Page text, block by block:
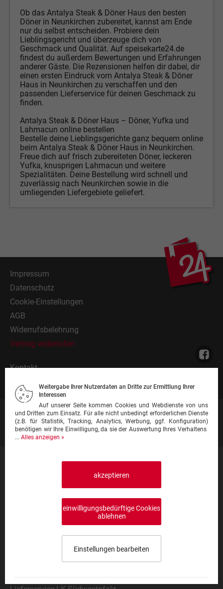
Ob das Antalya Steak & Döner Haus den besten
Döner in Neunkirchen zubereitet, kannst am Ende
nur du selbst entscheiden. Probiere dein
Lieblingsgericht und überzeuge dich von
Geschmack und Qualität. Auf speisekarte24.de
findest du außerdem Bewertungen und Erfahrungen
anderer Gäste. Die Rezensionen helfen dir dabei, dir
einen ersten Eindruck vom Antalya Steak & Döner
Haus in Neunkirchen zu verschaffen und den
passenden Lieferservice für deinen Geschmack zu
finden.
Antalya Steak & Döner Haus – Döner, Yufka und
Lahmacun online bestellen
Bestelle deine Lieblingsgerichte ganz bequem online
beim Antalya Steak & Döner Haus in Neunkirchen.
Freue dich auf frisch zubereiteten Döner, leckeren
Yufka, knusprigen Lahmacun und weitere
Spezialitäten. Deine Bestellung wird schnell und
zuverlässig nach Neunkirchen sowie in die
umliegenden Liefergebiete geliefert.
Impressum
Datenschutz
Cookie-Einstellungen
AGB
Widerrufsbelehrung
Vertrag widerrufen
Kontakt
Gastronomie anmelden
Heimservice A-Z
Restaurant A-Z
Lieferservice LK Merzig-Wadern
Lieferservice LK Neunkirchen
Lieferservice LK Saarlouis
Lieferservice LK St. Wendel
Lieferservice RV Saarbrücken
Lieferservice Saarpfalz-Kreis
Lieferservice LK Kaiserslautern
Lieferservice Kreisfreie Städte
Lieferservice LK Kusel
Weitergabe Ihrer Nutzerdaten an Dritte zur Ermittlung Ihrer
Interessen
Auf unserer Seite kommen Cookies und Webdienste von uns
und Dritten zum Einsatz. Für alle nicht unbedingt erforderlichen Dienste
(z.B. für Statistik, Tracking, Analytics, Werbung, ggf. Konfiguration)
benötigen wir Ihre Einwilligung, da sie der Auswertung Ihres Verhaltens
... Alles anzeigen »
akzeptieren
einwilligungsbedürftige Cookies
ablehnen
Einstellungen bearbeiten
Impressum